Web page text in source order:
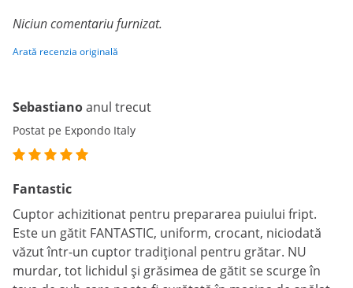
Niciun comentariu furnizat.
Arată recenzia originală
Sebastianoanul trecut
Postat pe Expondo Italy
Fantastic
Cuptor achizitionat pentru prepararea puiului fript.
Este un gătit FANTASTIC, uniform, crocant, niciodată
văzut într-un cuptor tradițional pentru grătar. NU
murdar, tot lichidul și grăsimea de gătit se scurge în